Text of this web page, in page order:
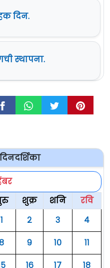
दिन.
स्थापना.
शुक्र शनि
रवि
१
२ ३
४
८ ९ १०
११
१६ १७
१८